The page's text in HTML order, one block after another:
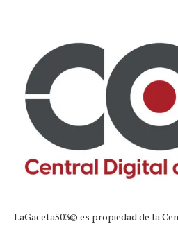
LaGaceta503© es propiedad de la